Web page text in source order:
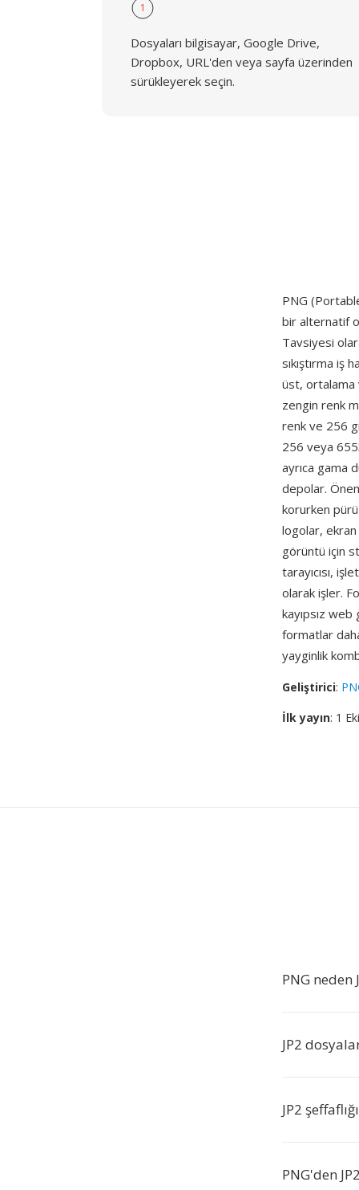
1
Dosyaları bilgisayar, Google Drive,
Dropbox, URL'den veya sayfa üzerinden
sürükleyerek seçin.
PNG
bir alternatif
Tavsiyesi
sıkıştırma iş
üst, ortalama
zengin renk
renk ve 256
256 veya
ayrıca gama
depolar.
korurken
logolar,
görüntü için
tarayıcısı,
olarak işler.
kayıpsız
formatlar
yayginlik
Geliştirici:
İlk yayın: 1
PNG
JP2
JP2
PNG'den